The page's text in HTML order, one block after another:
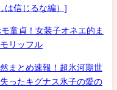
は信じるな編）]
貞！女装子オネエ的ま
リッフル
まとめ速報！超氷河期世
ったキグナス氷子の愛の